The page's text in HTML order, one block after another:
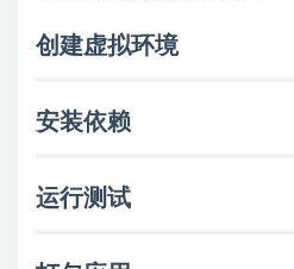
创建虚拟环境
安装依赖
运行测试